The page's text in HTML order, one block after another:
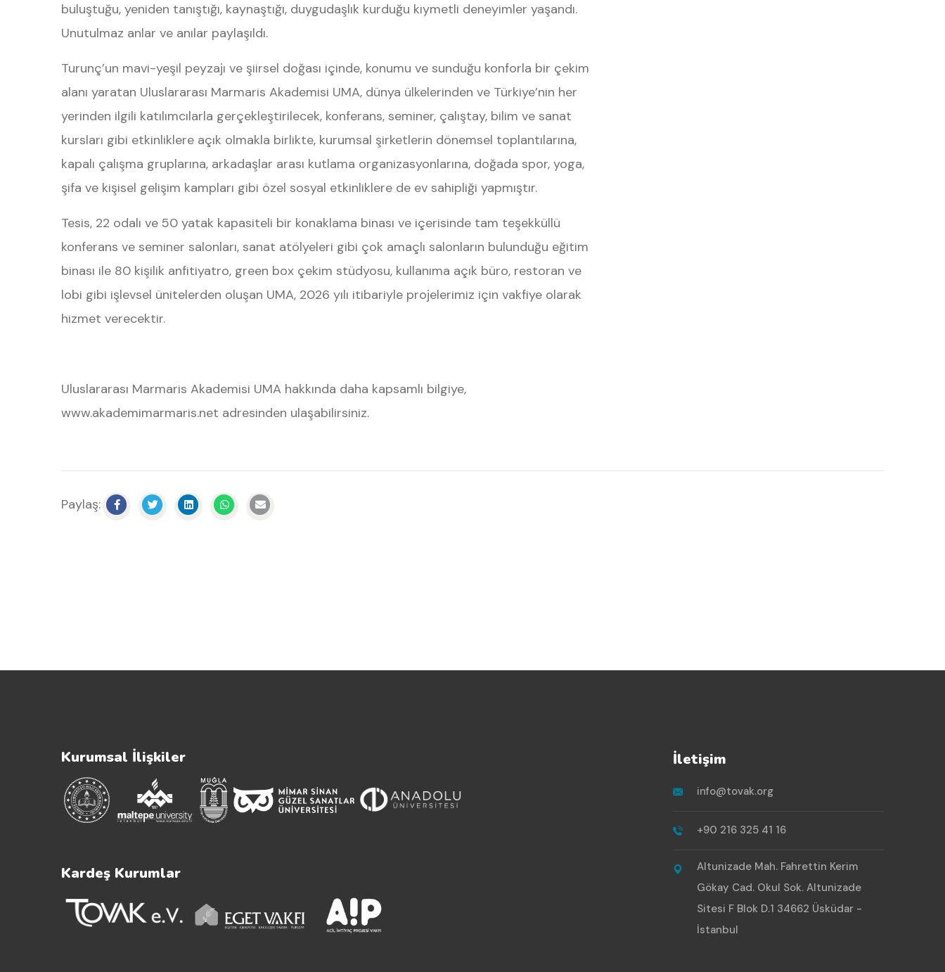
buluştuğu, yeniden tanıştığı, kaynaştığı, duygudaşlık kurduğu kıymetli deneyimler yaşandı.
Unutulmaz anlar ve anılar paylaşıldı.
Turunç’un mavi-yeşil peyzajı ve şiirsel doğası içinde, konumu ve sunduğu konforla bir çekim
alanı yaratan Uluslararası Marmaris Akademisi UMA, dünya ülkelerinden ve Türkiye’nin her
yerinden ilgili katılımcılarla gerçekleştirilecek, konferans, seminer, çalıştay, bilim ve sanat
kursları gibi etkinliklere açık olmakla birlikte, kurumsal şirketlerin dönemsel toplantılarına,
kapalı çalışma gruplarına, arkadaşlar arası kutlama organizasyonlarına, doğada spor, yoga,
şifa ve kişisel gelişim kampları gibi özel sosyal etkinliklere de ev sahipliği yapmıştır.
Tesis, 22 odalı ve 50 yatak kapasiteli bir konaklama binası ve içerisinde tam teşekküllü
konferans ve seminer salonları, sanat atölyeleri gibi çok amaçlı salonların bulunduğu eğitim
binası ile 80 kişilik anfitiyatro, green box çekim stüdyosu, kullanıma açık büro, restoran ve
lobi gibi işlevsel ünitelerden oluşan UMA, 2026 yılı itibariyle projelerimiz için vakfiye olarak
hizmet verecektir.
Uluslararası Marmaris Akademisi UMA hakkında daha kapsamlı bilgiye,
www.akademimarmaris.net adresinden ulaşabilirsiniz.
Paylaş:
Kurumsal İlişkiler
Kardeş Kurumlar
İletişim
info@tovak.org
+90 216 325 41 16
Altunizade Mah. Fahrettin Kerim
Gökay Cad. Okul Sok. Altunizade
Sitesi F Blok D.1 34662 Üsküdar -
İstanbul